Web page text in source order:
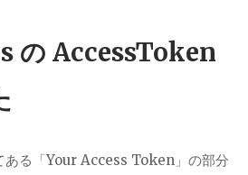
の AccessToken
ある「Your Access Token」の部分